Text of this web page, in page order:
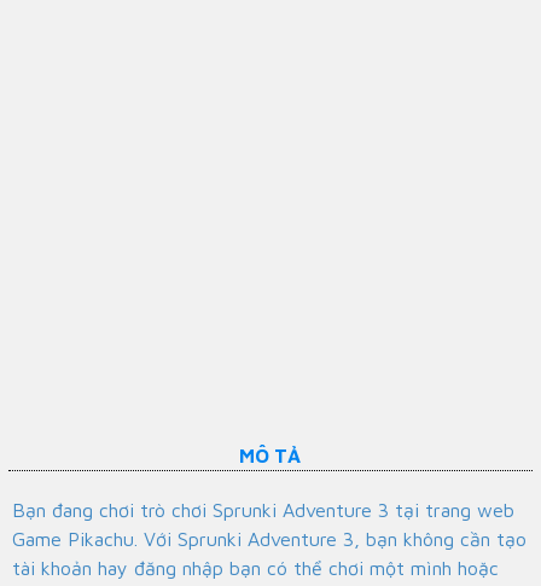
MÔ TẢ
Bạn đang chơi trò chơi Sprunki Adventure 3 tại trang web
Game Pikachu. Với Sprunki Adventure 3, bạn không cần tạo
tài khoản hay đăng nhập bạn có thể chơi một mình hoặc